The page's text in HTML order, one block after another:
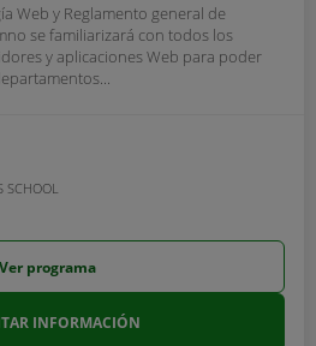
Web y Reglamento general de
se familiarizará con todos los
y aplicaciones Web para poder
Ver programa
INFORMACIÓN